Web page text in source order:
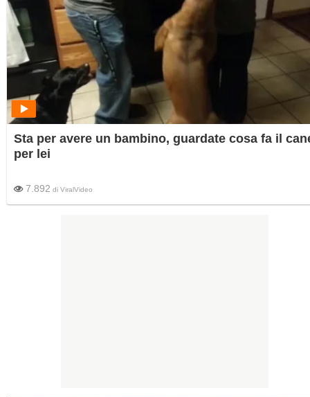
Sta per avere un bambino, guardate cosa fa il
per lei
7.892 di ViralVideo